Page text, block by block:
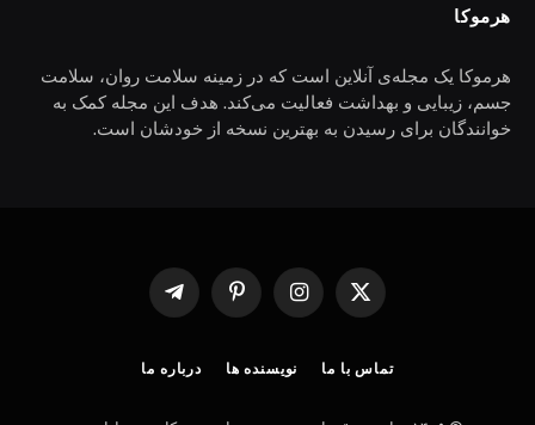
هرموکا
هرموکا یک مجله‌ی آنلاین است که در زمینه سلامت روان، سلامت
جسم، زیبایی و بهداشت فعالیت می‌کند. هدف این مجله کمک به
خوانندگان برای رسیدن به بهترین نسخه از خودشان است.
X
اینستاگرامپینترست Telegram
تماس با ما نویسنده ها درباره ما